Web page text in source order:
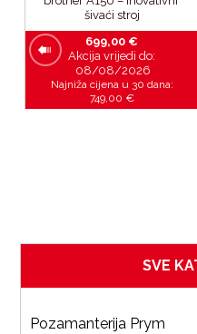
šivaći stroj
699,00 €
Akcija vrijedi do:
08/08/2026
Najniža cijena u 30 dana:
749,00 €
SVE
Pozamanterija Prym